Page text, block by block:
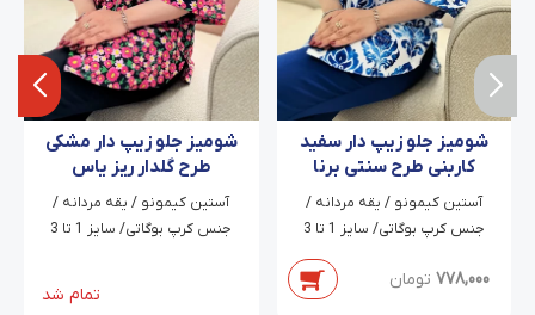
شومیز جلو زیپ دار سفید
کاربنی طرح سنتی برنا
آستین کیمونو / یقه مردانه /
جنس کرپ بوگاتی/ سایز 1 تا 3
778,000 تومان
شومیز جلو زیپ دار مشکی
طرح گلدار ریز یاس
آستین کیمونو / یقه مردانه /
جنس کرپ بوگاتی/ سایز 1 تا 3
تمام شد